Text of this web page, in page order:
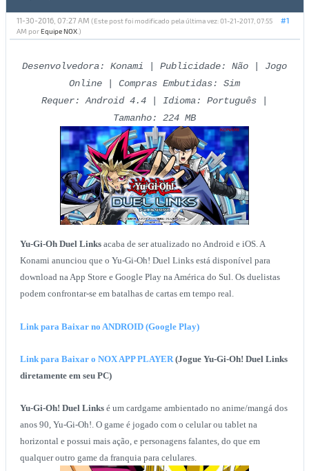
#1
11-30-2016, 07:27 AM (Este post foi modificado pela última vez: 01-21-2017, 07:55
AM porEquipe NOX.)
Desenvolvedora: Konami | Publicidade: Não | Jogo
Online | Compras Embutidas: Sim
Requer: Android 4.4 | Idioma: Português |
Tamanho: 224 MB
Yu-Gi-Oh Duel Linksacaba de ser atualizado no Android e iOS. A
Konami anunciou que o Yu-Gi-Oh! Duel Links está disponível para
download na App Store e Google Play na América do Sul. Os duelistas
podem confrontar-se em batalhas de cartas em tempo real.
Link para Baixar no ANDROID (Google Play)
Link para Baixar o NOX APP PLAYER (Jogue Yu-Gi-Oh! Duel Links
diretamente em seu PC)
Yu-Gi-Oh! Duel Linksé um cardgame ambientado no anime/mangá dos
anos 90, Yu-Gi-Oh!. O game é jogado com o celular ou tablet na
horizontal e possui mais ação, e personagens falantes, do que em
qualquer outro game da franquia para celulares.